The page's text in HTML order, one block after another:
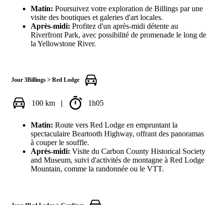
Matin: Poursuivez votre exploration de Billings par une
visite des boutiques et galeries d'art locales.
Après-midi: Profitez d'un après-midi détente au
Riverfront Park, avec possibilité de promenade le long de
la Yellowstone River.
Jour 3Billings > Red Lodge
100 km 1h05
Matin: Route vers Red Lodge en empruntant la
spectaculaire Beartooth Highway, offrant des panoramas
à couper le souffle.
Après-midi: Visite du Carbon County Historical Society
and Museum, suivi d'activités de montagne à Red Lodge
Mountain, comme la randonnée ou le VTT.